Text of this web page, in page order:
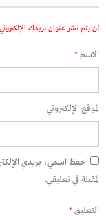
لن يتم نشر عنوان بريدك
الاسم*
الموقع الإلكتروني
احفظ اسمي، بريدي
المقبلة في تعليقي.
التعليق*